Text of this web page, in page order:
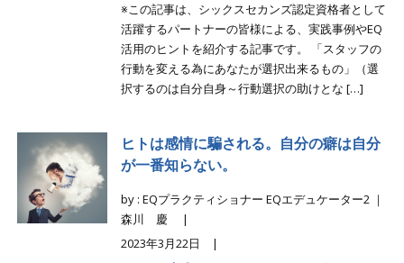
※この記事は、シックスセカンズ認定資格者として
活躍するパートナーの皆様による、実践事例やEQ
活用のヒントを紹介する記事です。 「スタッフの
行動を変える為にあなたが選択出来るもの」（選
択するのは自分自身～行動選択の助けとな […]
ヒトは感情に騙される。自分の癖は自分
が一番知らない。
by : EQプラクティショナー EQエデュケーター2 ｜
森川 慶 |
2023年3月22日 |